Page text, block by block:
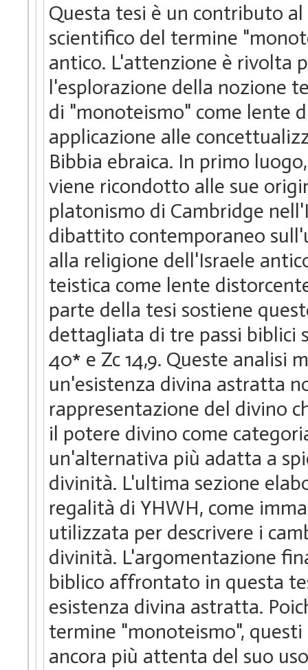
Questa tesi è un contributo
scientifico del termine
antico. L'attenzione è rivolta
l'esplorazione della nozione
di "monoteismo" come lente
applicazione alle
Bibbia ebraica. In primo
viene ricondotto alle sue
platonismo di Cambridge
dibattito contemporaneo
alla religione dell'Israele
teistica come lente
parte della tesi sostiene
dettagliata di tre passi biblici
40* e Zc 14,9. Queste analisi
un'esistenza divina astratta
rappresentazione del divino
il potere divino come
un'alternativa più adatta a
divinità. L'ultima sezione
regalità di YHWH, come
utilizzata per descrivere i
divinità. L'argomentazione
biblico affrontato in questa
esistenza divina astratta.
termine "monoteismo",
ancora più attenta del suo